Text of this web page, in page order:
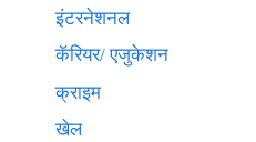
इंटरनेशनल
कॅरियर/ एजुकेशन
क्राइम
खेल